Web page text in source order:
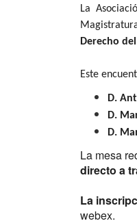
La
Derecho
Este
D.
D.
D.
La mesa
directo a
La
webex.